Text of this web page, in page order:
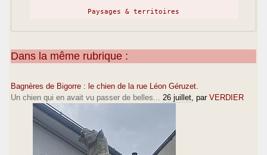
Paysages & territoires
Dans la même rubrique :
Bagnères de Bigorre : le chien de la rue Léon Géruzet.
Un chien qui en avait vu passer de belles...
26 juillet , par VERDIER